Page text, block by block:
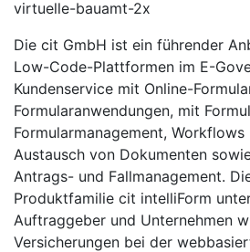
virtuelle-bauamt-2x
Die cit GmbH ist ein führender
Low-Code-Plattformen im E-
Kundenservice mit Online-
Formularanwendungen, mit
Formularmanagement, Workflows
Austausch von Dokumenten
Antrags- und Fallmanagement.
Produktfamilie cit intelliForm
Auftraggeber und Unternehmen
Versicherungen bei der